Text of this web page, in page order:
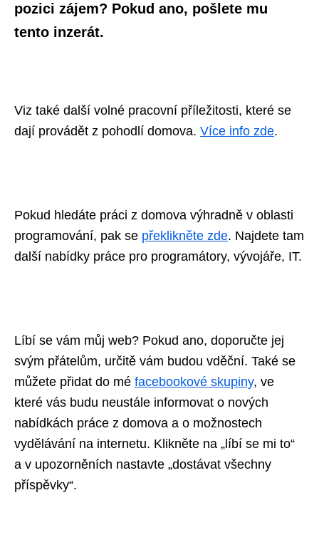
pozici zájem? Pokud ano, pošlete mu
tento inzerát.
Viz také další volné pracovní příležitosti, které se
dají provádět z pohodlí domova. Více info zde.
Pokud hledáte práci z domova výhradně v oblasti
programování, pak se překlikněte zde. Najdete tam
další nabídky práce pro programátory, vývojáře, IT.
Líbí se vám můj web? Pokud ano, doporučte jej
svým přátelům, určitě vám budou vděční. Také se
můžete přidat do mé facebookové skupiny, ve
které vás budu neustále informovat o nových
nabídkách práce z domova a o možnostech
vydělávání na internetu. Klikněte na „líbí se mi to“
a v upozorněních nastavte „dostávat všechny
příspěvky“.